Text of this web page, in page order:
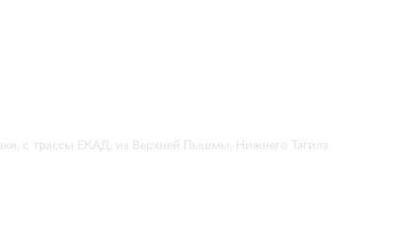
с трассы ЕКАД, из Верхней Пышмы, Нижнего Тагила